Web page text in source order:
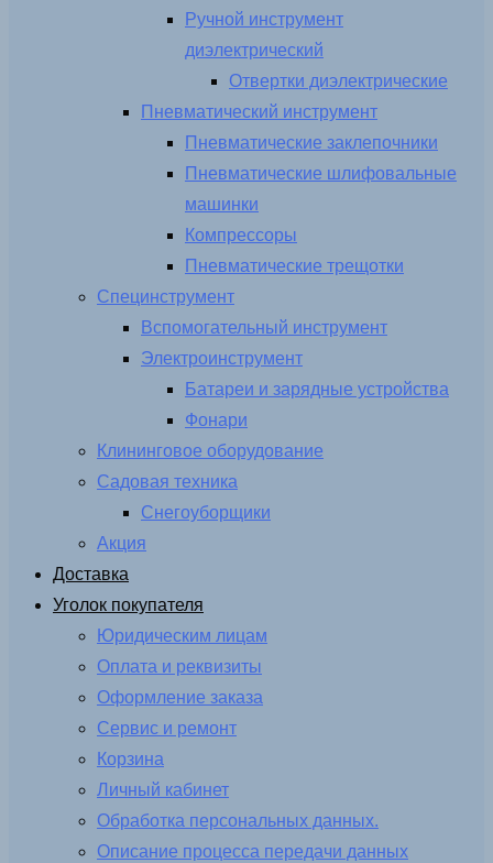
Ручной инструмент
диэлектрический
Отвертки диэлектрические
Пневматический инструмент
Пневматические заклепочники
Пневматические шлифовальные
машинки
Компрессоры
Пневматические трещотки
Специнструмент
Вспомогательный инструмент
Электроинструмент
Батареи и зарядные устройства
Фонари
Клининговое оборудование
Садовая техника
Снегоуборщики
Акция
Доставка
Уголок покупателя
Юридическим лицам
Оплата и реквизиты
Оформление заказа
Сервис и ремонт
Корзина
Личный кабинет
Обработка персональных данных.
Описание процесса передачи данных